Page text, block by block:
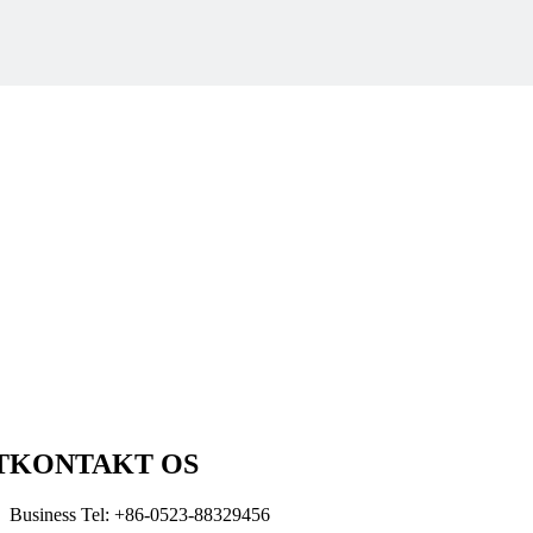
Dato Anvendt: 1985Project: Ejer: Chimbusco Tianjindate
KONTAKT OS
Business Tel: +86-0523-88329456